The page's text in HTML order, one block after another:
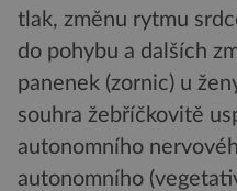
tlak, změnu rytmu
do pohybu a dalších
panenek (zornic) u
souhra žebříčkovitě
autonomního
autonomního